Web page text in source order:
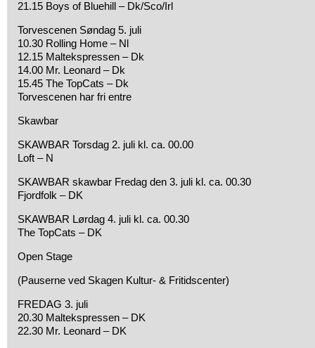
21.15 Boys of Bluehill – Dk/Sco/Irl
Torvescenen Søndag 5. juli
10.30 Rolling Home – Nl
12.15 Maltekspressen – Dk
14.00 Mr. Leonard – Dk
15.45 The TopCats – Dk
Torvescenen har fri entre
Skawbar
SKAWBAR Torsdag 2. juli kl. ca. 00.00
Loft – N
SKAWBAR skawbar Fredag den 3. juli kl. ca. 00.30
Fjordfolk – DK
SKAWBAR Lørdag 4. juli kl. ca. 00.30
The TopCats – DK
Open Stage
(Pauserne ved Skagen Kultur- & Fritidscenter)
FREDAG 3. juli
20.30 Maltekspressen – DK
22.30 Mr. Leonard – DK